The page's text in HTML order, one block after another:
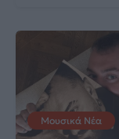
Μουσικά Νέα